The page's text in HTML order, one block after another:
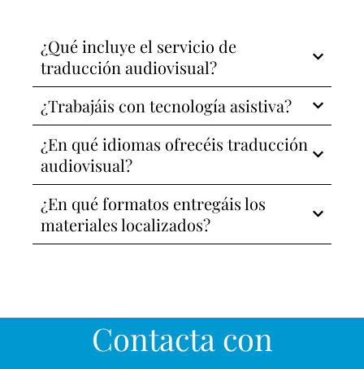
¿Qué incluye el servicio de
traducción audiovisual?
¿Trabajáis con tecnología asistiva?
¿En qué idiomas ofrecéis traducción
audiovisual?
¿En qué formatos entregáis los
materiales localizados?
Contacta con